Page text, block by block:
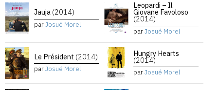
Jauja (2014)
parJosué Morel
Leopardi – Il
Giovane Favoloso
(2014)
parJosué Morel
Le Président (2014)
parJosué Morel
Hungry Hearts
(2014)
parJosué Morel